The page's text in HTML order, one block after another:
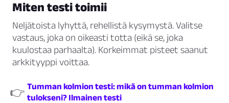
Miten testi toimii
Neljätoista lyhyttä, rehellistä kysymystä. Valitse
vastaus, joka on oikeasti totta (eikä se, joka
kuulostaa parhaalta). Korkeimmat pisteet saanut
arkkityyppi voittaa.
👉 Tumman kolmion testi: mikä on tumman kolmion
tulokseni? Ilmainen testi